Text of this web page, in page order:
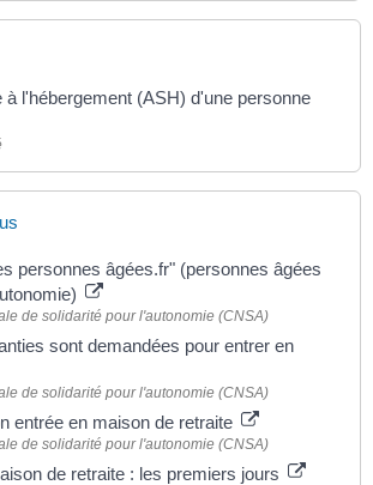
à l'hébergement (ASH) d'une personne
personnes âgées.fr" (personnes âgées
de solidarité pour l'autonomie (CNSA)
sont demandées pour entrer en
de solidarité pour l'autonomie (CNSA)
entrée en maison de retraite
de solidarité pour l'autonomie (CNSA)
de retraite : les premiers jours